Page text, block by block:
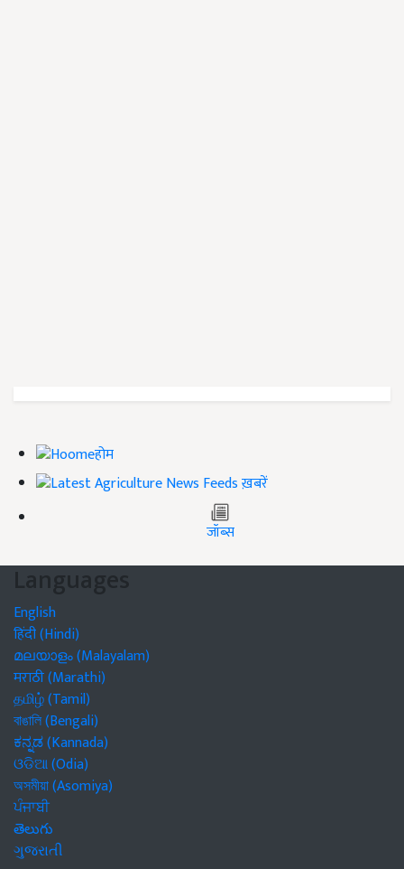
होम
ख़बरें
जॉब्स
Languages
English
हिंदी (Hindi)
മലയാളം (Malayalam)
मराठी (Marathi)
தமிழ் (Tamil)
বাঙালি (Bengali)
ಕನ್ನಡ (Kannada)
ଓଡିଆ (Odia)
অসমীয়া (Asomiya)
ਪੰਜਾਬੀ
తెలుగు
ગુજરાતી